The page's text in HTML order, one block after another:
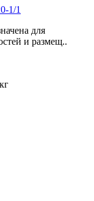
1/1
для
и размещ..